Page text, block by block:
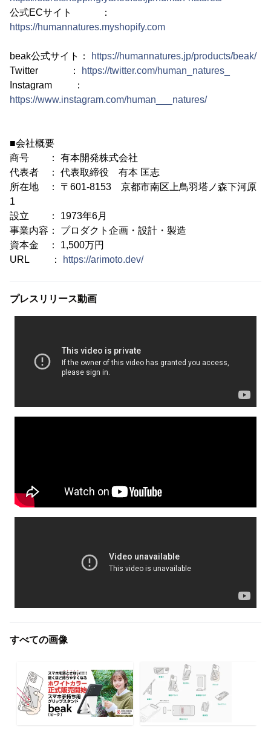
公式ECサイト ：
https://humannatures.myshopify.com
beak公式サイト：
https://humannatures.jp/products/beak/
Twitter ：
https://twitter.com/human_natures_
Instagram ：
https://www.instagram.com/human___natures/
■会社概要
商号 ： 有本開発株式会社
代表者 ： 代表取締役 有本 匡志
所在地 ： 〒601-8153 京都市南区上鳥羽塔ノ森下河原
1
設立 ： 1973年6月
事業内容： プロダクト企画・設計・製造
資本金 ： 1,500万円
URL ：
https://arimoto.dev/
プレスリリース動画
すべての画像